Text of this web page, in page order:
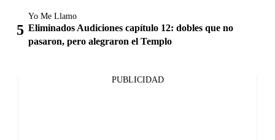
Yo Me Llamo
Eliminados Audiciones capítulo 12: dobles que no
pasaron, pero alegraron el Templo
PUBLICIDAD